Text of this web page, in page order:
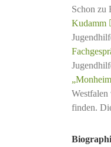
Schon zu
Kudamm
finden.